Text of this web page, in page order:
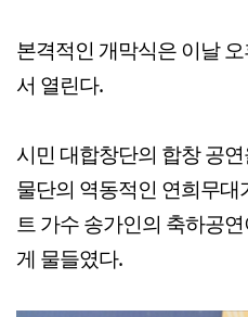
본격적인 개막식은 이날
서 열린다.
시민 대합창단의 합창 공
물단의 역동적인 연희무
트 가수 송가인의 축하공
게 물들였다.